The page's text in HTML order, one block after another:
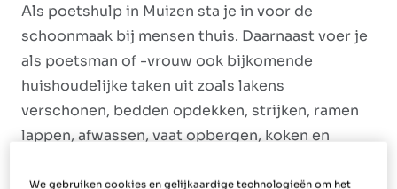
Als poetshulp in Muizen sta je in voor de
schoonmaak bij mensen thuis. Daarnaast voer je
als poetsman of -vrouw ook bijkomende
huishoudelijke taken uit zoals lakens
verschonen, bedden opdekken, strijken, ramen
lappen, afwassen, vaat opbergen, koken en
We gebruiken cookies en gelijkaardige technologieën om het